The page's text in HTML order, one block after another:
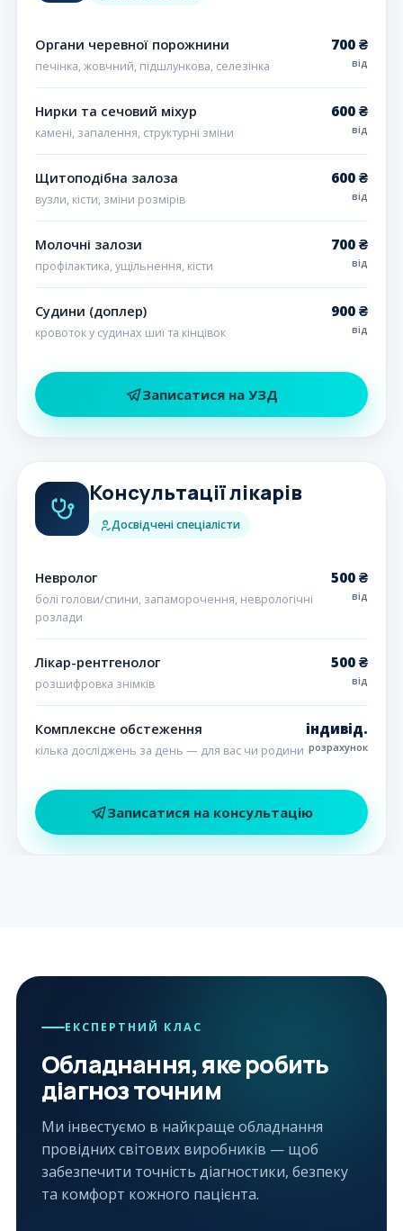
Органи черевної порожнини
печінка, жовчний, підшлункова, селезінка
700 ₴
від
Нирки та сечовий міхур
камені, запалення, структурні зміни
600 ₴
від
Щитоподібна залоза
вузли, кісти, зміни розмірів
600 ₴
від
Молочні залози
профілактика, ущільнення, кісти
700 ₴
від
Судини (доплер)
кровоток у судинах шиї та кінцівок
900 ₴
від
Записатися на УЗД
Консультації лікарів
Досвідчені спеціалісти
Невролог
болі голови/спини, запаморочення, неврологічні
розлади
500 ₴
від
Лікар-рентгенолог
розшифровка знімків
500 ₴
від
Комплексне обстеження
кілька досліджень за день — для вас чи родини
індивід.
розрахунок
Записатися на консультацію
ЕКСПЕРТНИЙ КЛАС
Обладнання, яке робить
діагноз точним
Ми інвестуємо в найкраще обладнання
провідних світових виробників — щоб
забезпечити точність діагностики, безпеку
та комфорт кожного пацієнта.